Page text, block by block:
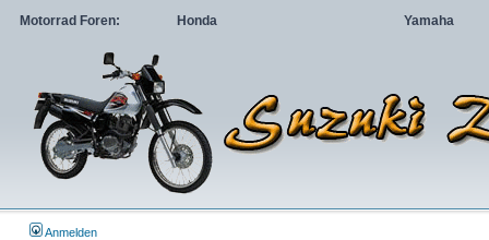
Motorrad Foren: Honda Yamaha
Anmelden